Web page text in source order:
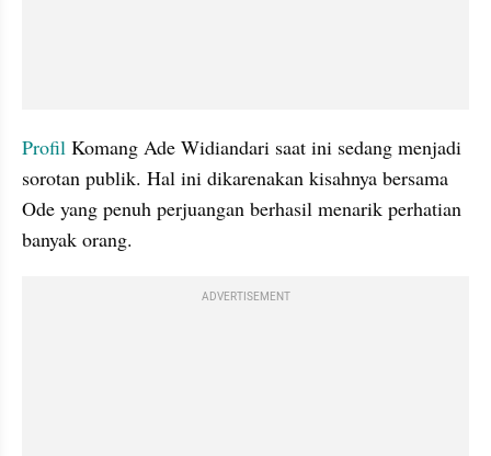
Profil Komang Ade Widiandari saat ini sedang menjadi
sorotan publik. Hal ini dikarenakan kisahnya bersama
Ode yang penuh perjuangan berhasil menarik perhatian
banyak orang.
ADVERTISEMENT